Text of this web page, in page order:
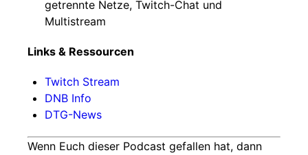
getrennte Netze, Twitch-Chat und
Multistream
Links & Ressourcen
Twitch Stream
DNB Info
DTG-News
Wenn Euch dieser Podcast gefallen hat, dann